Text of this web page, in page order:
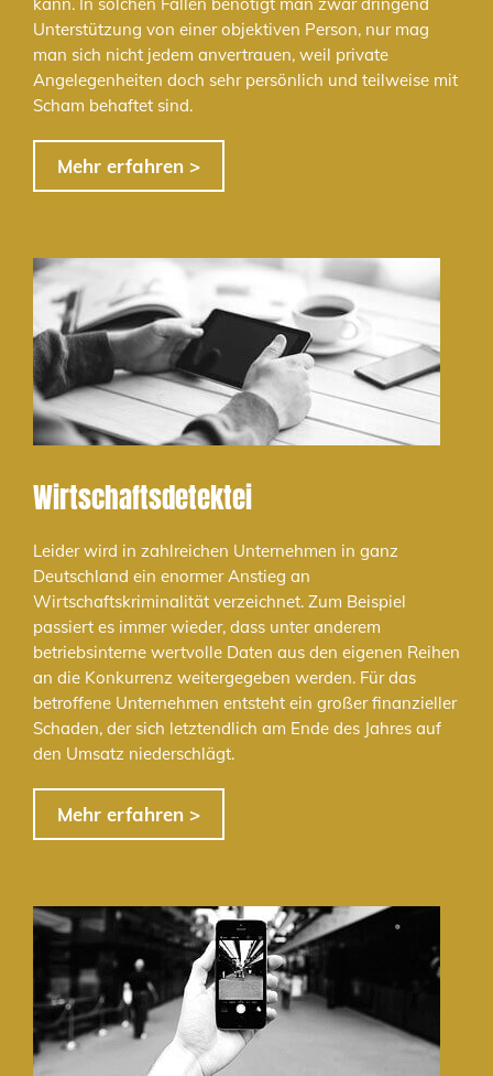
kann. In solchen Fällen benötigt man zwar dringend
Unterstützung von einer objektiven Person, nur mag
man sich nicht jedem anvertrauen, weil private
Angelegenheiten doch sehr persönlich und teilweise mit
Scham behaftet sind.
Mehr erfahren >
Wirtschaftsdetektei
Leider wird in zahlreichen Unternehmen in ganz
Deutschland ein enormer Anstieg an
Wirtschaftskriminalität verzeichnet. Zum Beispiel
passiert es immer wieder, dass unter anderem
betriebsinterne wertvolle Daten aus den eigenen Reihen
an die Konkurrenz weitergegeben werden. Für das
betroffene Unternehmen entsteht ein großer finanzieller
Schaden, der sich letztendlich am Ende des Jahres auf
den Umsatz niederschlägt.
Mehr erfahren >